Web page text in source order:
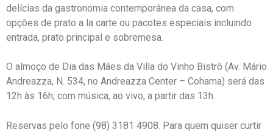
delícias da gastronomia contemporânea da casa, com
opções de prato a la carte ou pacotes especiais incluindo
entrada, prato principal e sobremesa.
O almoço de Dia das Mães da Villa do Vinho Bistrô (Av. Mário
Andreazza, N. 534, no Andreazza Center – Cohama) será das
12h às 16h; com música, ao vivo, a partir das 13h.
Reservas pelo fone (98) 3181 4908. Para quem quiser curtir